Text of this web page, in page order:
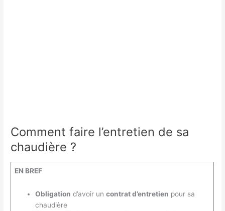
Comment faire l’entretien de sa
chaudière ?
EN BREF
Obligation d’avoir un contrat d’entretien pour sa
chaudière